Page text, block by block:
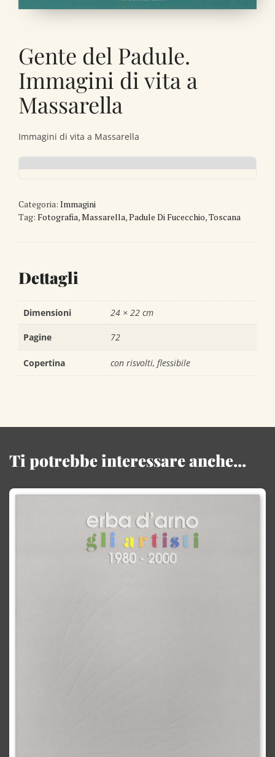
Gente del Padule.
Immagini di vita a
Massarella
Immagini di vita a Massarella
Categoria: Immagini
Tag: Fotografia,Massarella,Padule Di Fucecchio,Toscana
Dettagli
Dimensioni 24 × 22 cm
Pagine 72
Copertina con risvolti, flessibile
Ti potrebbe interessare anche...